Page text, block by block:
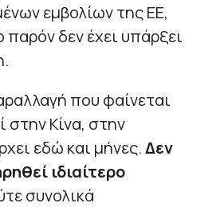
εμβολίων της ΕΕ,
δεν έχει υπάρξει
που φαίνεται
στην Κίνα, στην
εδώ και μήνες.Δεν
ιδιαίτερο
συνολικά